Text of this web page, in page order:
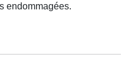
endommagées.